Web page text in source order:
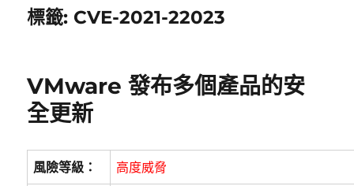
標籤: CVE-2021-22023
VMware 發布多個產品的安
全更新
風險等級： 高度威脅